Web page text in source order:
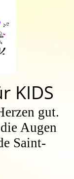
KIDS
gut.
Augen
Saint-